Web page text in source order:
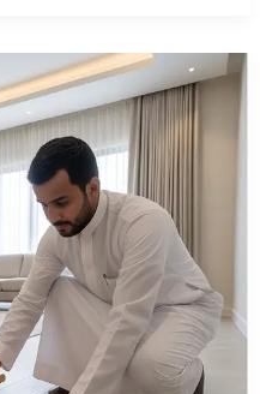
معلم
تركيب
باركيه
بالرياض
احترافي
لجميع
أنواع
الباركيه
والباركية
والفينيل